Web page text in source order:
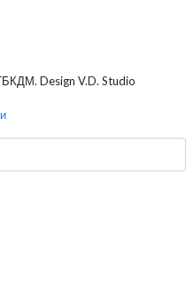
Design V.D. Studio